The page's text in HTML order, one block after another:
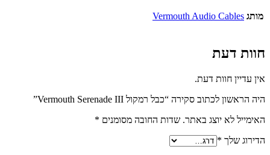
מותג Vermouth Audio Cables
חוות דעת
אין עדיין חוות דעת.
היה הראשון לכתוב סקירה “כבל רמקול Vermouth Serenade III”
האימייל לא יוצג באתר. שדות החובה מסומנים *
הדירוג שלך *